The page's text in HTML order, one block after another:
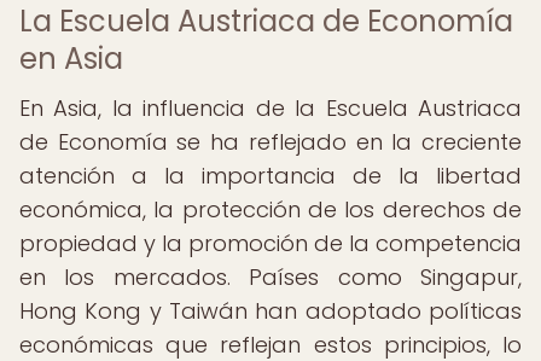
La Escuela Austriaca de Economía
en Asia
En Asia, la influencia de la Escuela Austriaca
de Economía se ha reflejado en la creciente
atención a la importancia de la libertad
económica, la protección de los derechos de
propiedad y la promoción de la competencia
en los mercados. Países como Singapur,
Hong Kong y Taiwán han adoptado políticas
económicas que reflejan estos principios, lo